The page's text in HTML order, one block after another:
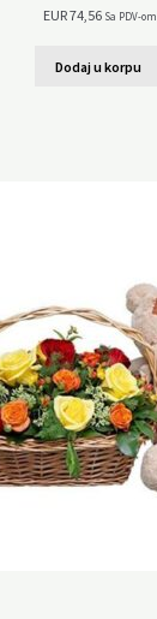
EUR74,56 Sa PDV-om
Dodaj u korpu